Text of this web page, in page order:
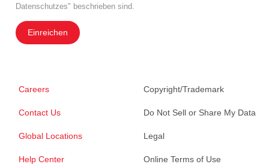
Datenschutzes" beschrieben sind.
Einreichen
Careers
Contact Us
Global Locations
Help Center
Copyright/Trademark
Do Not Sell or Share My Data
Legal
Online Terms of Use